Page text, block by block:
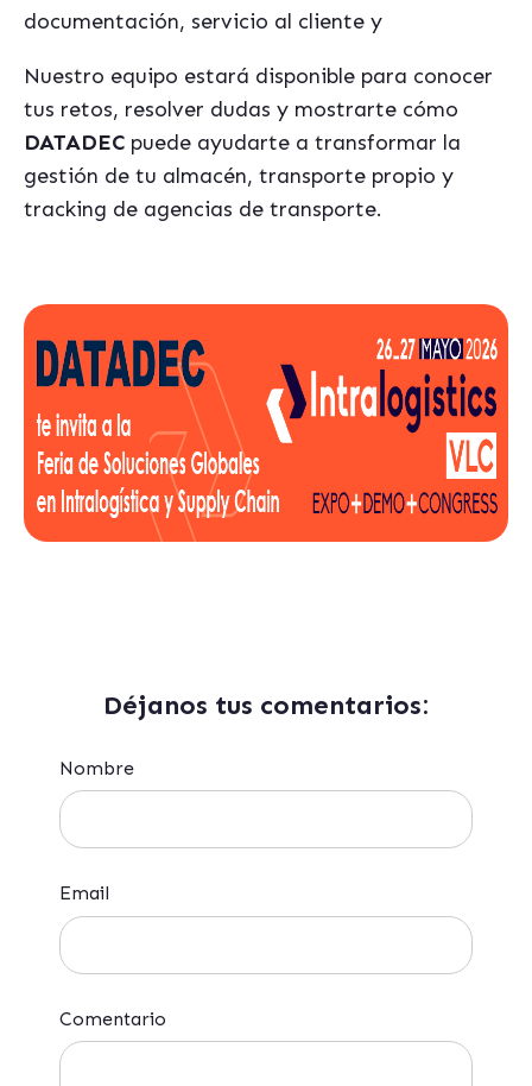
documentación, servicio al cliente y
Nuestro equipo estará disponible para conocer
tus retos, resolver dudas y mostrarte cómo
DATADEC puede ayudarte a transformar la
gestión de tu almacén, transporte propio y
tracking de agencias de transporte.
Déjanos tus comentarios:
Nombre
Email
Comentario